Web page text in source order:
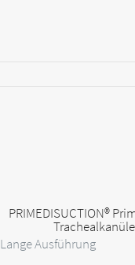
Lange Ausführung